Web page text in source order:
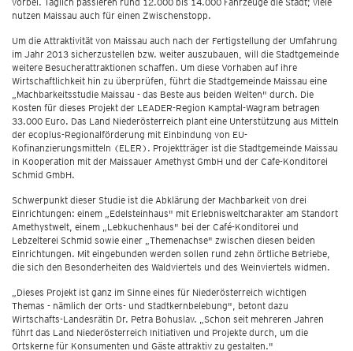
nutzen Maissau auch für einen Zwischenstopp.
Um die Attraktivität von Maissau auch nach der Fertigstellung der Umfahrung
im Jahr 2013 sicherzustellen bzw. weiter auszubauen, will die Stadtgemeinde
weitere Besucherattraktionen schaffen. Um diese Vorhaben auf ihre
Wirtschaftlichkeit hin zu überprüfen, führt die Stadtgemeinde Maissau eine
„Machbarkeitsstudie Maissau - das Beste aus beiden Welten" durch. Die
Kosten für dieses Projekt der LEADER-Region Kamptal-Wagram betragen
33.000 Euro. Das Land Niederösterreich plant eine Unterstützung aus Mitteln
der ecoplus-Regionalförderung mit Einbindung von EU-
Kofinanzierungsmitteln (ELER). Projektträger ist die Stadtgemeinde Maissau
in Kooperation mit der Maissauer Amethyst GmbH und der Cafe-Konditorei
Schmid GmbH.
Schwerpunkt dieser Studie ist die Abklärung der Machbarkeit von drei
Einrichtungen: einem „Edelsteinhaus" mit Erlebnisweltcharakter am Standort
Amethystwelt, einem „Lebkuchenhaus" bei der Café-Konditorei und
Lebzelterei Schmid sowie einer „Themenachse" zwischen diesen beiden
Einrichtungen. Mit eingebunden werden sollen rund zehn örtliche Betriebe,
die sich den Besonderheiten des Waldviertels und des Weinviertels widmen.
„Dieses Projekt ist ganz im Sinne eines für Niederösterreich wichtigen
Themas - nämlich der Orts- und Stadtkernbelebung", betont dazu
Wirtschafts-Landesrätin Dr. Petra Bohuslav. „Schon seit mehreren Jahren
führt das Land Niederösterreich Initiativen und Projekte durch, um die
Ortskerne für Konsumenten und Gäste attraktiv zu gestalten."